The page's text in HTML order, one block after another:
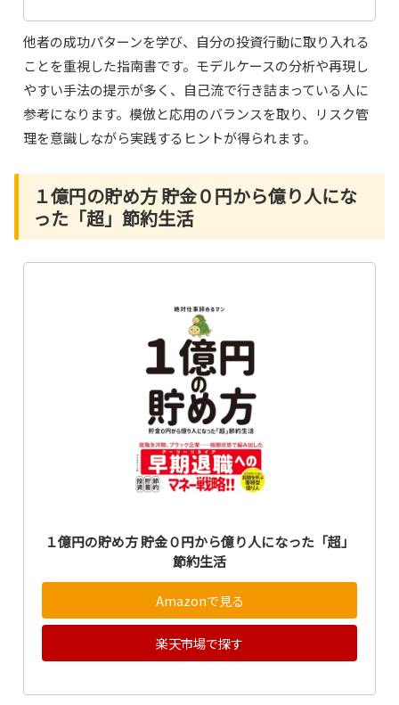
他者の成功パターンを学び、自分の投資行動に取り入れる
ことを重視した指南書です。モデルケースの分析や再現し
やすい手法の提示が多く、自己流で行き詰まっている人に
参考になります。模倣と応用のバランスを取り、リスク管
理を意識しながら実践するヒントが得られます。
１億円の貯め方 貯金０円から億り人にな
った「超」節約生活
１億円の貯め方 貯金０円から億り人になった「超」
節約生活
Amazonで見る
楽天市場で探す